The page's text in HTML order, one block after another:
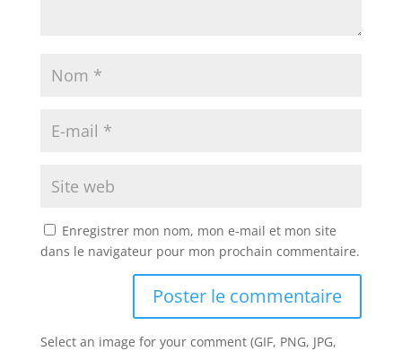
Enregistrer mon nom, mon e-mail et mon site
dans le navigateur pour mon prochain commentaire.
Select an image for your comment (GIF, PNG, JPG,